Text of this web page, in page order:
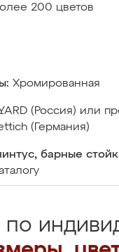
200 цветов
Хромированная
(Россия) или
(Германия)
барные
по